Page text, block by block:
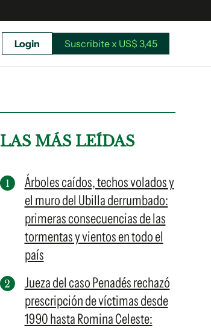
Suscribite x US$ 3,45
Login Suscribite x US$ 3,45
LAS MÁS LEÍDAS
Árboles caídos, techos volados y
el muro del Ubilla derrumbado:
primeras consecuencias de las
tormentas y vientos en todo el
país
Jueza del caso Penadés rechazó
prescripción de víctimas desde
1990 hasta Romina Celeste: